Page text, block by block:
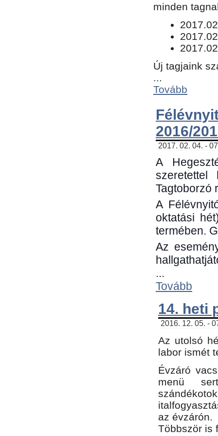
minden
Új tagjaink
...
Tovább
2016/
2017. 02. 04. -
A
Tagtoborzó
A
oktatási
termében.
Az
...
Tovább
14. heti
2016. 12. 05. -
Az utolsó
labor ismét
Évzáró
menü
az évzárón.
Többször is